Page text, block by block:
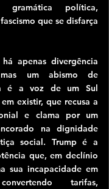
gramática política,
que se disfarça
apenas divergência
um abismo de
é a voz de um Sul
existir, que recusa a
e clama por um
na dignidade
social. Trump é a
que, em declínio
sua incapacidade em
tarifas,